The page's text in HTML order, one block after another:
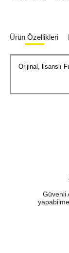
Ürün Özellikleri
Orijinal, lisanslı
Güvenli